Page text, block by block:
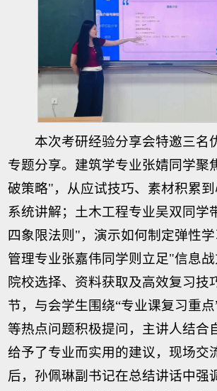
本次考研经验分享会特邀三名
专题分享。建筑学专业张婧同学聚
破策略"，从应试技巧、素材积累
系统讲解；土木工程专业吴双同学
四象限法则"，演示如何制定弹性
管理专业张嘉伟同学则立足"信息
院校选择、资料获取及高效复习技
节，与会学生围绕“专业课复习重点
等热点问题积极提问，主讲人结合
给予了专业而实用的建议，现场交
后，孙佩琳副书记在总结讲话中强